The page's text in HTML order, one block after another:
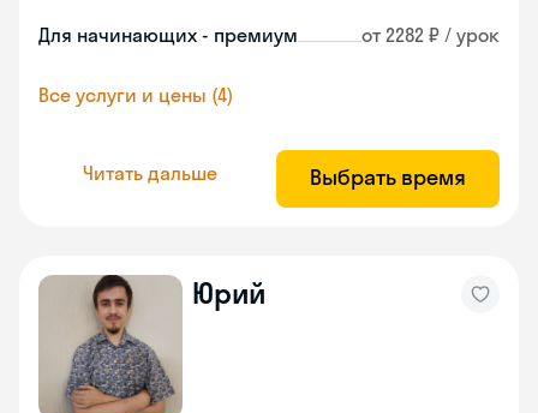
Для начинающих - премиум от 2282 ₽ / урок
Все услуги и цены (4)
Читать дальше Выбрать время
Юрий